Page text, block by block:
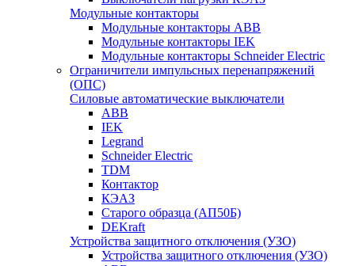
Модульные контакторы
Модульные контакторы ABB
Модульные контакторы IEK
Модульные контакторы Schneider Electric
Ограничители импульсных перенапряжений
(ОПС)
Силовые автоматические выключатели
ABB
IEK
Legrand
Schneider Electric
TDM
Контактор
КЭАЗ
Старого образца (АП50Б)
DEKraft
Устройства защитного отключения (УЗО)
Устройства защитного отключения (УЗО)